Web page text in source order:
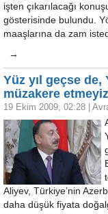
işten çıkarılacağı
gösterisinde bulundu.
maaşlarına da zam
→
Yüz yıl geçse de,
müzakere etmeyiz
19 Ekim 2009, 02:28
Aliyev, Türkiye’nin
daha düşük fiyata